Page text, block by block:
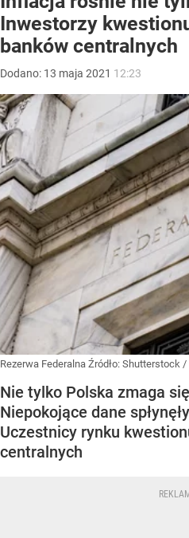
Inwestorzy
banków centralnych
Dodano: 13 maja 2021 12:23
Rezerwa Federalna Źródło: Shutterstock /
Nie tylko Polska zmaga
Niepokojące dane
Uczestnicy rynku
centralnych